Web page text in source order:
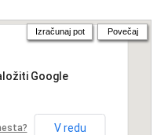
Google
V redu
Izračunaj pot Povečaj